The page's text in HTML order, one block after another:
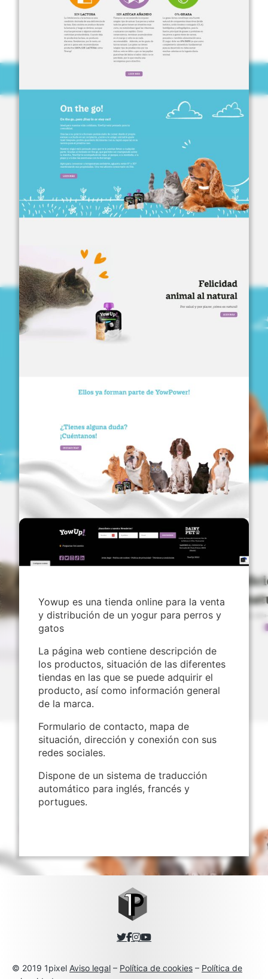
Yowup es una tienda online para la venta
y distribución de un yogur para perros y
gatos
La página web contiene descripción de
los productos, situación de las diferentes
tiendas en las que se puede adquirir el
producto, así como información general
de la marca.
Formulario de contacto, mapa de
situación, dirección y conexión con sus
redes sociales.
Dispone de un sistema de traducción
automático para inglés, francés y
portugues.
© 2019 1pixel Aviso legal – Política de cookies – Política de